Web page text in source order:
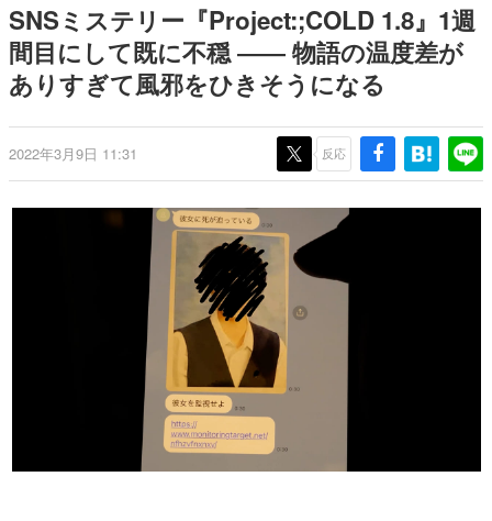
きます。
赫本
この物語を解いてはいけない。『赫本』は、〈試験問題〉
の形をした短編ホラー小説集です。
これからのデジタルゲーム市場を担う若きクリエイター達
の姿を追い、彼らのルーツと情熱を探っていきます。
ゲーム世代の作家たち
ゲームに多大な影響を受けた作家さんに取材し、ゲームが
日本のコンテンツ産業やカルチャーに与えた影響を探る企
画です。
日本モバイルゲーム産業史
日本のモバイルゲーム史における主要なトピック・タイト
ルを網羅するほか、開発者へのインタビューや識者による
解説を掲載。約20年の歴史が一望できる決定版！
若ゲのいたり〜ゲームクリエイターの青春〜
『うつヌケ』『ペンと箸』等で知られるマンガ家・田中圭
一先生によるゲーム業界レポートマンガです。
SNSミステリー『Project:;COLD 1.8』1週
間目にして既に不穏 ―― 物語の温度差が
ありすぎて風邪をひきそうになる
2022年3月9日 11:31 反応